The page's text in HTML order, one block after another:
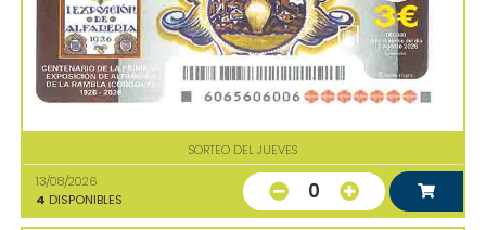
SORTEO DEL JUEVES
13/08/2026
4 DISPONIBLES 0